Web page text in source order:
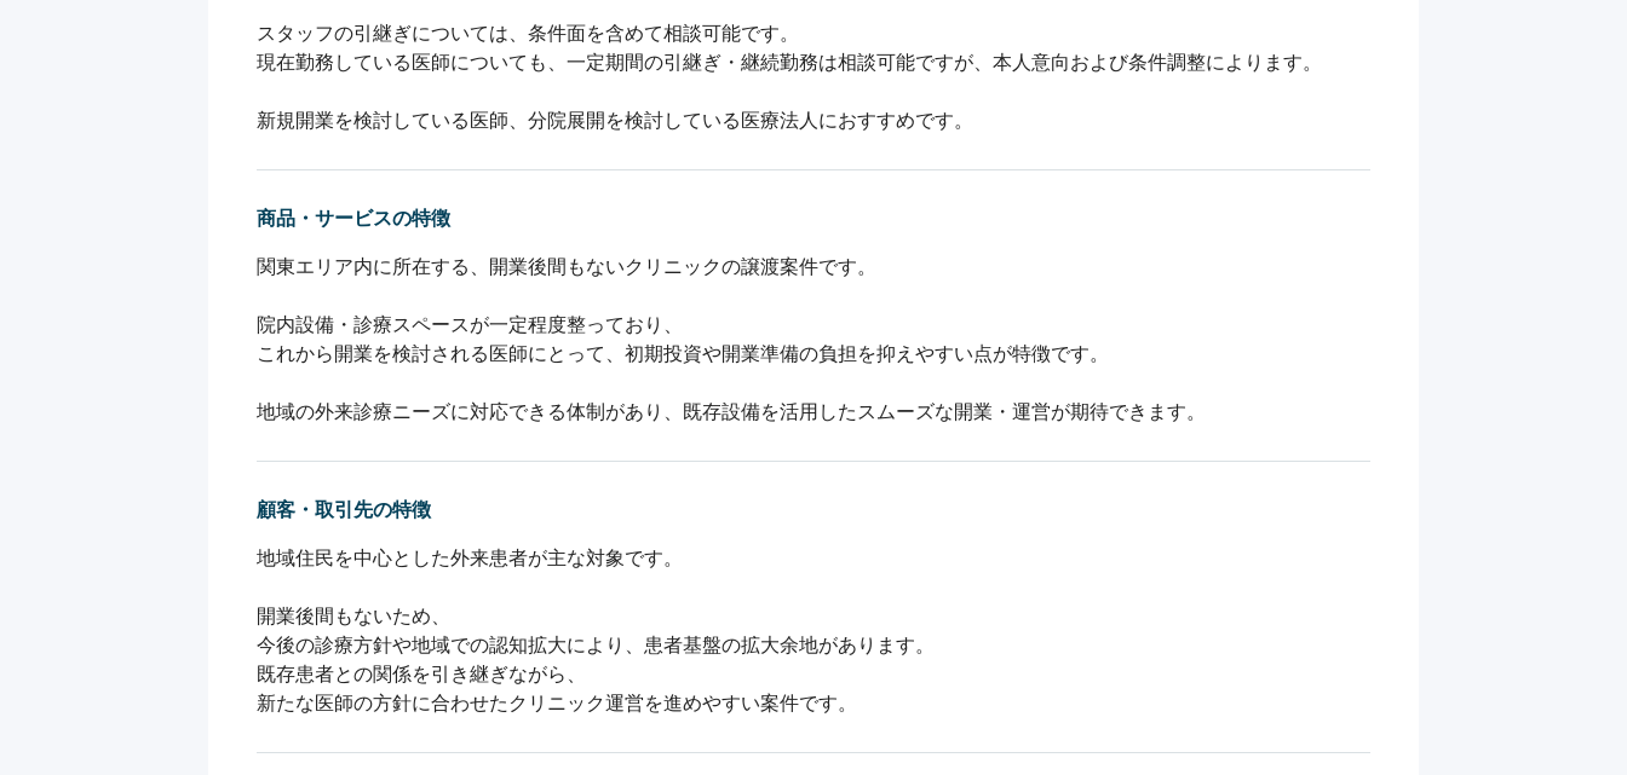
スタッフの引継ぎについては、条件面を含めて相談可能です。
現在勤務している医師についても、一定期間の引継ぎ・継続勤務は相談可能ですが、本人意向および条件調整によります。
新規開業を検討している医師、分院展開を検討している医療法人におすすめです。
商品・サービスの特徴
関東エリア内に所在する、開業後間もないクリニックの譲渡案件です。
院内設備・診療スペースが一定程度整っており、
これから開業を検討される医師にとって、初期投資や開業準備の負担を抑えやすい点が特徴です。
地域の外来診療ニーズに対応できる体制があり、既存設備を活用したスムーズな開業・運営が期待できます。
顧客・取引先の特徴
地域住民を中心とした外来患者が主な対象です。
開業後間もないため、
今後の診療方針や地域での認知拡大により、患者基盤の拡大余地があります。
既存患者との関係を引き継ぎながら、
新たな医師の方針に合わせたクリニック運営を進めやすい案件です。